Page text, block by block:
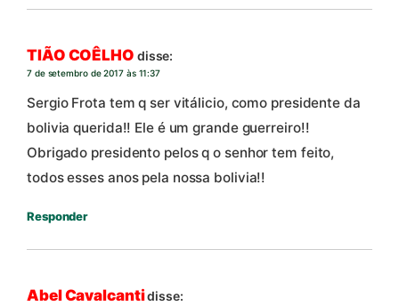
TIÃO COÊLHO disse:
7 de setembro de 2017 às 11:37
Sergio Frota tem q ser vitálicio, como presidente da
bolivia querida!! Ele é um grande guerreiro!!
Obrigado presidento pelos q o senhor tem feito,
todos esses anos pela nossa bolivia!!
Responder
Abel Cavalcantidisse: